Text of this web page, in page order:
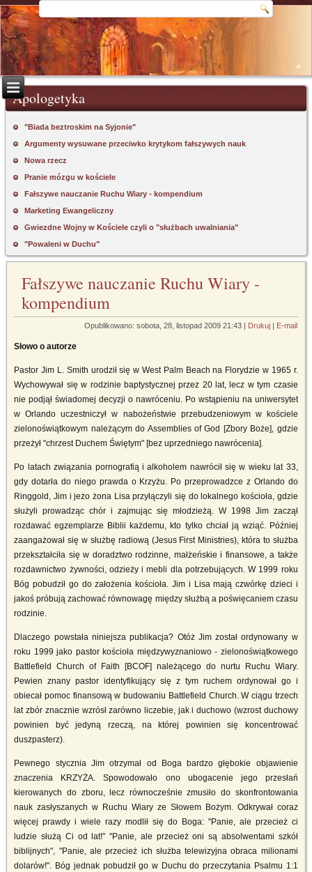
Apologetyka
"Biada beztroskim na Syjonie"
Argumenty wysuwane przeciwko krytykom fałszywych nauk
Nowa rzecz
Pranie mózgu w kościele
Fałszywe nauczanie Ruchu Wiary - kompendium
Marketing Ewangeliczny
Gwiezdne Wojny w Kościele czyli o "służbach uwalniania"
"Powaleni w Duchu"
Fałszywe nauczanie Ruchu Wiary -
kompendium
Opublikowano: sobota, 28, listopad 2009 21:43| Drukuj| E-mail
Słowo o autorze
Pastor Jim L. Smith urodził się w West Palm Beach na Florydzie w 1965 r.
Wychowywał się w rodzinie baptystycznej przez 20 lat, lecz w tym czasie
nie podjął świadomej decyzji o nawróceniu. Po wstąpieniu na uniwersytet
w Orlando uczestniczył w nabożeństwie przebudzeniowym w kościele
zielonoświątkowym należącym do Assemblies of God [Zbory Boże], gdzie
przeżył "chrzest Duchem Świętym" [bez uprzedniego nawrócenia].
Po latach związania pornografią i alkoholem nawrócił się w wieku lat 33,
gdy dotarła do niego prawda o Krzyżu. Po przeprowadzce z Orlando do
Ringgold, Jim i jeżo żona Lisa przyłączyli się do lokalnego kościoła, gdzie
służyli prowadząc chór i zajmując się młodzieżą. W 1998 Jim zaczął
rozdawać egzemplarze Biblii każdemu, kto tylko chciał ją wziąć. Później
zaangażował się w służbę radiową (Jesus First Ministries), która to służba
przekształciła się w doradztwo rodzinne, małżeńskie i finansowe, a także
rozdawnictwo żywności, odzieży i mebli dla potrzebujących. W 1999 roku
Bóg pobudził go do założenia kościoła. Jim i Lisa mają czwórkę dzieci i
jakoś próbują zachować równowagę między służbą a poświęcaniem czasu
rodzinie.
Dlaczego powstała niniejsza publikacja? Otóż Jim został ordynowany w
roku 1999 jako pastor kościoła międzywyznaniowo - zielonoświątkowego
Battlefield Church of Faith [BCOF] należącego do nurtu Ruchu Wiary.
Pewien znany pastor identyfikujący się z tym ruchem ordynował go i
obiecał pomoc finansową w budowaniu Battlefield Church. W ciągu trzech
lat zbór znacznie wzrósł zarówno liczebie, jak i duchowo (wzrost duchowy
powinien być jedyną rzeczą, na której powinien się koncentrować
duszpasterz).
Pewnego stycznia Jim otrzymał od Boga bardzo głębokie objawienie
znaczenia KRZYŻA. Spowodowało ono ubogacenie jego przesłań
kierowanych do zboru, lecz równocześnie zmusiło do skonfrontowania
nauk zasłyszanych w Ruchu Wiary ze Słowem Bożym. Odkrywał coraz
więcej prawdy i wiele razy modlił się do Boga: "Panie, ale przecież ci
ludzie służą Ci od lat!" "Panie, ale przecież oni są absolwentami szkół
biblijnych", "Panie, ale przecież ich służba telewizyjna obraca milionami
dolarów!". Bóg jednak pobudził go w Duchu do przeczytania Psalmu 1:1